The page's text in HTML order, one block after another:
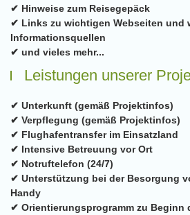
✔ Hinweise zum Reisegepäck
✔ Links zu wichtigen Webseiten und
Informationsquellen
✔ und vieles mehr...
Leistungen unserer
✔ Unterkunft (gemäß Projektinfos)
✔ Verpflegung (gemäß Projektinfos)
✔ Flughafentransfer im Einsatzland
✔ Intensive Betreuung vor Ort
✔ Notruftelefon (24/7)
✔ Unterstützung bei der Besorgung
Handy
✔ Orientierungsprogramm zu Beginn